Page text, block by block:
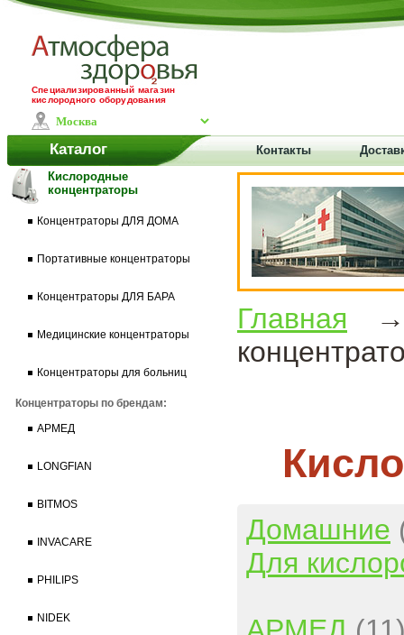
Специализированный магазин
кислородного оборудования
Каталог Контакты
Кислородные
концентраторы
Концентраторы ДЛЯ ДОМА
Портативные концентраторы
Концентраторы ДЛЯ БАРА
Медицинские концентраторы
Концентраторы для больниц
Концентраторы по брендам:
АРМЕД
LONGFIAN
BITMOS
INVACARE
PHILIPS
NIDEK
Главная
Домашние
Для